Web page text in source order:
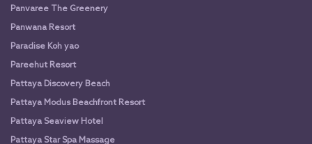
Panvaree The Greenery
Panwana Resort
Paradise Koh yao
Pareehut Resort
Pattaya Discovery Beach
Pattaya Modus Beachfront Resort
Pattaya Seaview Hotel
Pattaya Star Spa Massage